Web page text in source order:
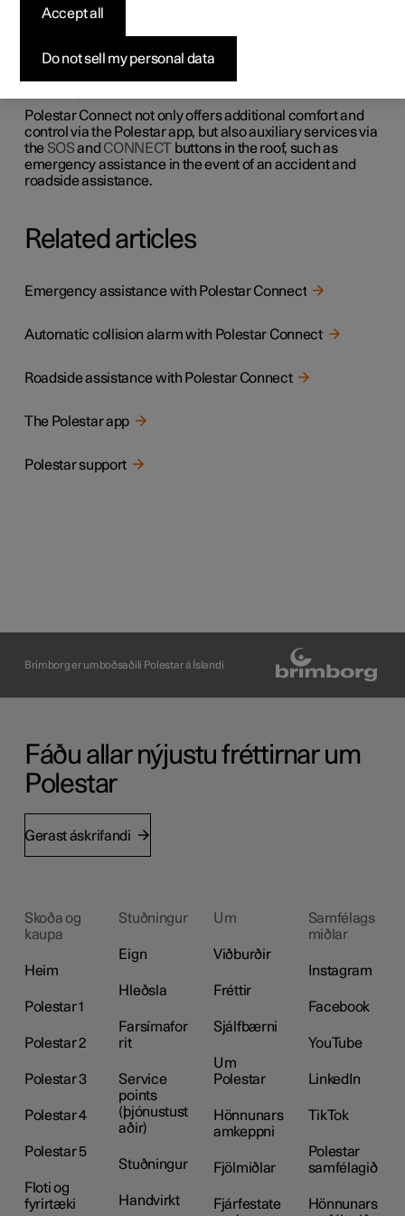
Connect
Polestar Connect can provide extra security and
Polestar Connect not only offers additional comfort and
control via the Polestarapp, but also auxiliary services via
the SOSand CONNECT buttons in the roof, such as
emergency assistance in the event of an accident and
roadside assistance.
Related articles
Emergency assistance with Polestar Connect
Automatic collision alarm with Polestar Connect
Roadside assistance with Polestar Connect
The Polestar app
Polestar support
Brimborg er umboðsaðili Polestar á Íslandi
Fáðu allar nýjustu fréttirnar um
Polestar
Gerast áskrifandi
Skoða og
kaupa
Heim
Polestar 1
Polestar 2
Polestar 3
Polestar 4
Polestar 5
Floti og
fyrirtæki
Stuðningur
Eign
Hleðsla
Farsímafor
rit
Service
points
(þjónustust
aðir)
Stuðningur
Handvirkt
Um
Viðburðir
Fréttir
Sjálfbærni
Um
Polestar
Hönnunars
amkeppni
Fjölmiðlar
Fjárfestate
Samfélags
miðlar
Instagram
Facebook
YouTube
LinkedIn
TikTok
Polestar
samfélagið
Hönnunars
Do not sell my personal data
Accept all